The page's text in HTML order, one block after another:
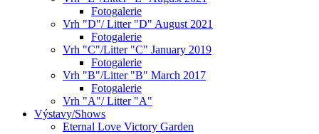
Fotogalerie
Vrh "D"/ Litter "D" August 2021
Fotogalerie
Vrh "C"/Litter "C" January 2019
Fotogalerie
Vrh "B"/Litter "B" March 2017
Fotogalerie
Vrh "A"/ Litter "A"
Výstavy/Shows
Eternal Love Victory Garden